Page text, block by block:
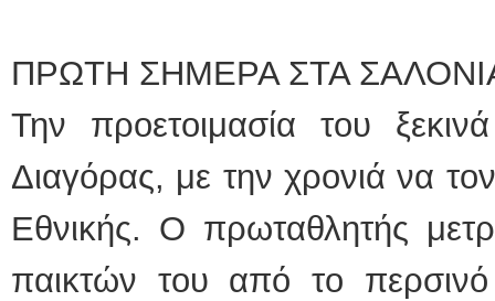
ΠΡΩΤΗ ΣΗΜΕΡΑ ΣΤΑ
Την προετοιμασία του
Διαγόρας, με την χρονιά να
Εθνικής. Ο πρωταθλητής
παικτών του από το